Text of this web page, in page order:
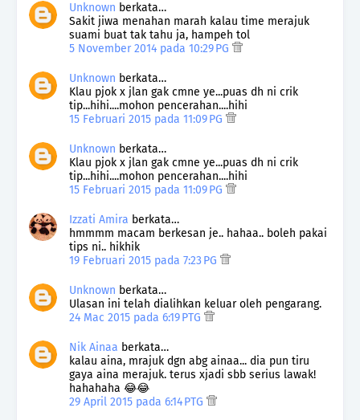
Unknown berkata…
Sakit jiwa menahan marah kalau time merajuk
suami buat tak tahu ja, hampeh tol
5 November 2014 pada 10:29 PG
Unknown berkata…
Klau pjok x jlan gak cmne ye...puas dh ni crik
tip...hihi....mohon pencerahan....hihi
15 Februari 2015 pada 11:09 PG
Unknown berkata…
Klau pjok x jlan gak cmne ye...puas dh ni crik
tip...hihi....mohon pencerahan....hihi
15 Februari 2015 pada 11:09 PG
Izzati Amira berkata…
hmmmm macam berkesan je.. hahaa.. boleh pakai
tips ni.. hikhik
19 Februari 2015 pada 7:23 PG
Unknown berkata…
Ulasan ini telah dialihkan keluar oleh pengarang.
24 Mac 2015 pada 6:19 PTG
Nik Ainaa berkata…
kalau aina, mrajuk dgn abg ainaa... dia pun tiru
gaya aina merajuk. terus xjadi sbb serius lawak!
hahahaha 😂😂
29 April 2015 pada 6:14 PTG